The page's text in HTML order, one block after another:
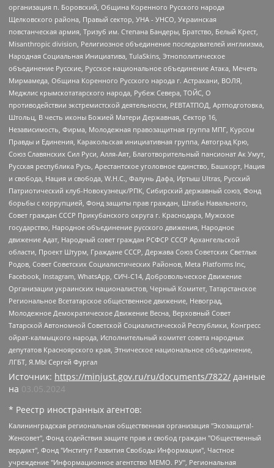
организация п. Боровский, Община Коренного Русского народа
Щелковского района, Правый сектор, УНА - УНСО, Украинская
повстанческая армия, Тризуб им. Степана Бандеры, Братство, Белый Крест,
Misanthropic division, Религиозное объединение последователей инглиизма,
Народная Социальная Инициатива, TulaSkins, Этнополитическое
объединение Русские, Русское национальное объединение Атака, Мечеть
Мирмамеда, Община Коренного Русского народа г. Астрахани, ВОЛЯ,
Меджлис крымскотатарского народа, Рубеж Севера, ТОЙС, О
противодействии экстремистской деятельности, РЕВТАТПОД, Артподготовка,
Штольц, В честь иконы Божией Матери Державная, Сектор 16,
Независимость, Фирма, Молодежная правозащитная группа МПГ, Курсом
Правды и Единения, Каракольская инициативная группа, Автоград Крю,
Союз Славянских Сил Руси, Алля-Аят, Благотворительный пансионат Ак Умут,
Русская республика Русь, Арестантское уголовное единство, Башкорт, Нация
и свобода, Нация и свобода, W.H.С., Фалунь Дафа, Иртыш Ultras, Русский
Патриотический клуб-Новокузнецк/РПК, Сибирский державный союз, Фонд
борьбы с коррупцией, Фонд защиты прав граждан, Штабы Навального,
Совет граждан СССР Прикубанского округа г. Краснодара, Мужское
государство, Народное объединение русского движения, Народное
движение Адат, Народный совет граждан РСФСР СССР Архангельской
области, Проект Штурм, Граждане СССР, Держава Союз Советских Светлых
Родов, Совет Советских Социалистических Районов, Meta Platforms Inc,
Facebook, Instagram, WhatsApp, СИЧ-С14, Добровольческое Движение
Организации украинских националистов, Черный Комитет, Татарстанское
Региональное Всетатарское общественное движение, Невоград,
Молодежное Демократическое Движение Весна, Верховный Совет
Татарской Автономной Советской Социалистической Республики, Конгресс
ойрат-калмыцкого народа, Исполнительный комитет совета народных
депутатов Красноярского края, Этническое национальное объединение,
ЛГБТ, Я.МЫ Сергей Фургал
Источник: https://minjust.gov.ru/ru/documents/7822/ данные
на 03.05.2024
* Реестр иностранных агентов:
Калининградская региональная общественная организация "Экозащита!-Женсовет", Фонд содействия защите прав и свобод граждан "Общественный вердикт", Фонд "Институт Развития Свободы Информации", Частное учреждение "Информационное агентство МЕМО. РУ", Региональная общественная организация "Общественная комиссия по сохранению наследия академика Сахарова", Фонд поддержки свободы прессы, Санкт-Петербургская общественная правозащитная организация "Гражданский контроль", Межрегиональная общественная организация "Информационно-просветительский центр "Мемориал", Региональный Фонд "Центр Защиты Прав Средств Массовой Информации", с 05.12.2023 Фонд "Центр Защиты Прав Средств массовой информации", Региональная общественная благотворительная организация помощи беженцам и мигрантам "Гражданское содействие", Негосударственное образовательное учреждение дополнительного профессионального образования (повышение квалификации) специалистов "АКАДЕМИЯ ПО ПРАВАМ ЧЕЛОВЕКА", Свердловская региональная общественная организация "Сутяжник", Автономная некоммерческая организация "Центр независимых социологических исследований", Союз общественных объединений "Российский исследовательский центр по правам человека", Региональное общественное учреждение научно-информационный центр "МЕМОРИАЛ", Некоммерческая организация "Фонд защиты гласности", Автономная некоммерческая организация "Институт прав человека", Городская общественная организация "Екатеринбургское общество "МЕМОРИАЛ", Городская общественная организация "Рязанское историко-просветительское и правозащитное общество "Мемориал" (Рязанский Мемориал), Челябинский региональный орган общественной самодеятельности – женское общественное объединение "Женщины Евразии", Челябинский региональный орган общественной самодеятельности "Уральская правозащитная группа", Фонд содействия защите здоровья и социальной справедливости имени Андрея Рылькова, Автономная Некоммерческая Организация "Аналитический Центр Юрия Левады", Автономная некоммерческая организация социальной поддержки населения "Проект Апрель", Региональная общественная организация помощи женщинам и детям, находящимся в кризисной ситуации "Информационно-методический центр "Анна", Фонд содействия развитию массовых коммуникаций и правовому просвещению "Так-так-Так", Фонд содействия устойчивому развитию "Серебряная тайга", Свердловский региональный общественный фонд социальных проектов "Новое время", "Idel.Реалии", Кавказ.Реалии, Крым.Реалии, Телеканал Настоящее Время, Татаро-башкирская служба Радио Свобода (Azatliq Radiosi), Радио Свободная Европа/Радио Свобода (PCE/PC), "Сибирь.Реалии", "Фактограф", Благотворительный фонд помощи осужденным и их семьям, Автономная некоммерческая организация "Институт глобализации и социальных движений", Фонд "В защиту прав заключенных", Частное учреждение "Центр поддержки и содействия развитию средств массовой информации", Пензенский региональный общественный благотворительный фонд "Гражданский союз", "Север.Реалии", Некоммерческая организация Фонд "Правовая инициатива", Общество с ограниченной ответственностью "Радио Свободная Европа/Радио Свобода", Чешское информационное агентство "MEDIUM-ORIENT", Красноярская региональная общественная организация "Мы против СПИДа", Камалягин Денис Николаевич, Маркелов Сергей Евгеньевич, Пономарев Лев Александрович, Савицкая Людмила Алексеевна, Автономная некоммерческая организация "Центр по работе с проблемой насилия "НАСИЛИЮ.НЕТ", Межрегиональный профессиональный союз работников здравоохранения "Альянс врачей", Юридическое лицо, зарегистрированное в Латвийской Республике, SIA "Medusa Project" (регистрационный номер 40103797863, дата регистрации 10.06.2014), Некоммерческая организация "Фонд по борьбе с коррупцией", Автономная некоммерческая организация "Институт права и публичной политики", Баданин Роман Сергеевич, Гликин Максим Александрович, Железнова Мария Михайловна, Лукьянова Юлия Сергеевна, Маетная Елизавета Витальевна, Маняхин Петр Борисович, Чуракова Ольга Владимировна, Ярош Юлия Петровна, Юридическое лицо "The Insider SIA", зарегистрированное в Риге, Латвийская Республика (дата регистрации 26.06.2015), являющееся администратором доменного имени интернет-издания "The Insider SIA", https://theins.ru, Постернак Алексей Евгеньевич, Рубин Михаил Аркадьевич, Анин Роман Александрович, Юридическое лицо Istories fonds, зарегистрированное в Латвийской Республике (регистрационный номер 50008295751, дата регистрации 24.02.2020), Великовский Дмитрий Александрович, Долинина Ирина Николаевна, Мароховская Алеся Алексеевна, Шлейнов Роман Юрьевич, Шмагун Олеся Валентиновна, Общество с ограниченной ответственностью "Альтаир 2021", Общество с ограниченной ответственностью "Вега 2021", Общество с ограниченной ответственностью "Главный редактор 2021", Общество с ограниченной ответственностью "Ромашки монолит", Важенков Артем Валерьевич, Ивановская областная общественная организация "Центр гендерных исследований", Гурман Юрий Альбертович, Медиапроект "ОВД-Инфо", Егоров Владимир Владимирович, Жилинский Владимир Александрович, Общество с ограниченной ответственностью "ЗП", Иванова София Юрьевна, Карезина Инна Павловна, Кильтау Екатерина Викторовна, Петров Алексей Викторович, Пискунов Сергей Евгеньевич, Смирнов Сергей Сергеевич, Тихонов Михаил Сергеевич, Общество с ограниченной ответственностью "ЖУРНАЛИСТ-ИНОСТРАННЫЙ АГЕНТ", Арапова Галина Юрьевна, Вольтская Татьяна Анатольевна, Американская компания "Mason G.E.S. Anonymous Foundation" (США), являющаяся владельцем интернет-издания https://mnews.world/, Компания "Stichting Bellingcat", зарегистрированная в Нидерландах (дата регистрации 11.07.2018), Захаров Андрей Вячеславович, Клепиковская Екатерина Дмитриевна, Общество с ограниченной ответственностью "МЕМО", Перл Роман Александрович, Симонов Евгений Алексеевич, Соловьева Елена Анатольевна, Сотников Даниил Владимирович, Сурначева Елизавета Дмитриевна, Автономная некоммерческая организация по защите прав человека и информированию населения "Якутия – Наше Мнение", Общество с ограниченной ответственностью "Москоу диджитал медиа", с 26.01.2023 Общество с ограниченной ответственностью "Чайка Белые сады", Ветошкина Валерия Валерьевна, Заговора Максим Александрович, Межрегиональное общественное движение "Российская ЛГБТ - сеть", Оленичев Максим Владимирович, Павлов Иван Юрьевич, Скворцова Елена Сергеевна, Общество с ограниченной ответственностью "Как бы инагент", Кочетков Игорь Викторович, Общество с ограниченной ответственностью "Честные выборы", Еланчик Олег Александрович, Общество с ограниченной ответственностью "Нобелевский призыв", Гималова Регина Эмилевна, Григорьев Андрей Валерьевич, Григорьева Алина Александровна, Ассоциация по содействию защите прав призывников, альтернативнослужащих и военнослужащих "Правозащитная группа "Гражданин.Армия.Право", Хисамова Регина Фаритовна, Автономная некоммерческая организация по реализации социально-правовых программ "Лилит", Дальневосточное общественное движение "Маяк", Санкт-Петербургская ЛГБТ-инициативная группа "Выход", Инициативная группа ЛГБТ+ "Реверс", Алексеев Андрей Викторович, Бекбулатова Таисия Львовна, Беляев Иван Михайлович, Владыкина Елена Сергеевна, Гельман Марат Александрович, Никульшина Вероника Юрьевна, Толоконникова Надежда Андреевна, Шендерович Виктор Анатольевич, Общество с ограниченной ответственностью "Данное сообщение", Общество с ограниченной ответственностью Издательский дом "Новая глава", Айнбиндер Александра Александровна, Московский комьюнити-центр для ЛГБТ+инициатив, Благотворительный фонд развития филантропии, Deutsche Welle (Германия, Kurt-Schumacher-Strasse 3, 53113 Bonn), Борзунова Мария Михайловна, Воробьев Виктор Викторович, Голубева Анна Львовна, Константинова Алла Михайловна, Малкова Ирина Владимировна, Мурадов Мурад Абдулгалимович, Осетинская Елизавета Николаевна, Понасенков Евгений Николаевич, Ганапольский Матвей Юрьевич, Киселев Евгений Алексеевич, Борухович Ирина Григорьевна, Дремин Иван Тимофеевич, Дубровский Дмитрий Викторович, Красноярская региональная общественная организация поддержки и развития альтернативных образовательных технологий и межкультурных коммуникаций "ИНТЕРРА", Маяковская Екатерина Алексеевна, Фейгин Марк Захарович, Филимонов Андрей Викторович, Дзугкоева Регина Николаевна, Доброхотов Роман Александрович, Дудь Юрий Александрович, Елкин Сергей Владимирович, Кругликов Кирилл Игоревич, Сабунаева Мария Леонидовна, Семенов Алексей Владимирович, Шаинян Карен Багратович, Шульман Екатерина Михайловна, Асафьев Артур Валерьевич, Вахштайн Виктор Семенович, Венедиктов Алексей Алексеевич, Лушникова Екатерина Евгеньевна, Волков Леонид Михайлович, Невзоров Александр Глебович, Пархоменко Сергей Борисович, Сироткин Ярослав Николаевич, Кара-Мурза Владимир Владимирович, Баранова Наталья Владимировна, Гозман Леонид Яковлевич, Кагарлицкий Борис Юльевич, Климарев Михаил Валерьевич, Милов Владимир Станиславович, Автономная некоммерческая организация Краснодарский центр современного искусства "Типография", Моргенштерн Алишер Тагирович, Соболь Любовь Эдуардовна, Общество с ограниченной ответственностью "ЛИЗА НОРМ", Каспаров Гарри Кимович, Ходорковский Михаил Борисович, Общество с ограниченной ответственностью "Апрельские тезисы", Данилович Ирина Брониславовна, Кашин Олег Владимирович, Петров Николай Владимирович, Пивоваров Алексей Владимирович, Соколов Михаил Владимирович, Цветкова Юлия Владимировна, Чичваркин Евгений Александрович, Комитет против пыток/Команда против пыток, Общество с ограниченной ответственностью "Первый научный", Общество с ограниченной ответственностью "Вертолет и ко", Белоцерковская Вероника Борисовна, Кац Максим Евгеньевич, Лазарева Татьяна Юрьевна, Шаведдинов Руслан Табризович, Яшин Илья Валерьевич, Общество с ограниченной ответственностью "Иноагент ААВ", Алешковский Дмитрий Петрович, Альбац Евгения Марковна, Быков Дмитрий Львович, Галямина Юлия Евгеньевна, Лойко Сергей Леонидович, Мартынов Кирилл Константинович, Медведев Сергей Александрович, Крашенинников Федор Геннадиевич, Гордеева Катерина Вл